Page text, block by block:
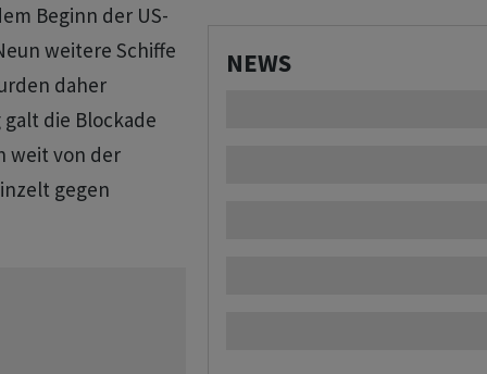
Beginn der US-
weitere Schiffe
daher
die Blockade
weit von der
gegen
NEWS